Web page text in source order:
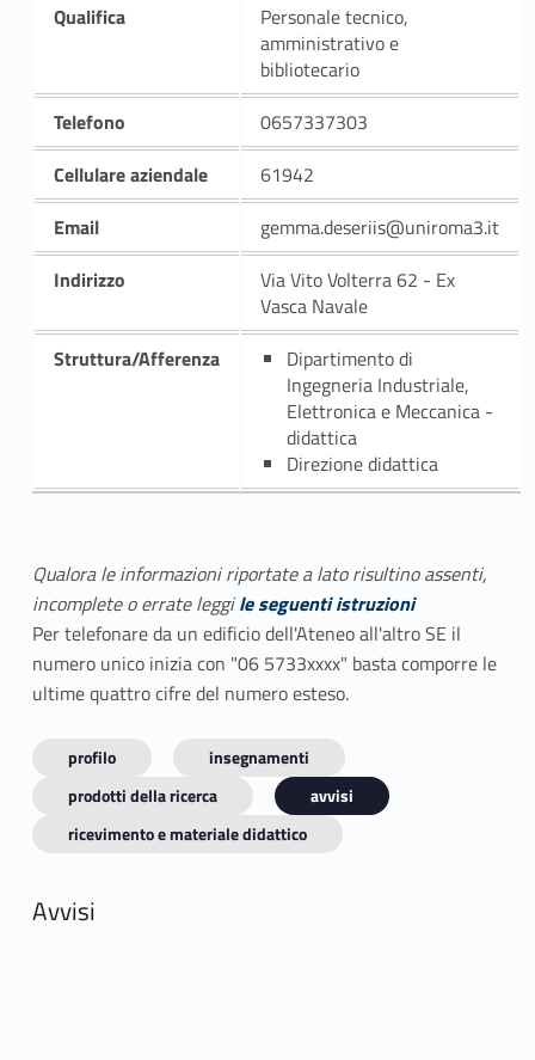
Qualifica
Personale tecnico,
amministrativo e
bibliotecario
Telefono
0657337303
Cellulare aziendale
61942
Email
gemma.deseriis@uniroma3.it
Indirizzo
Via Vito Volterra 62 - Ex
Vasca Navale
Struttura/Afferenza
Dipartimento di
Ingegneria Industriale,
Elettronica e Meccanica -
didattica
Direzione didattica
Qualora le informazioni riportate a lato risultino assenti,
incomplete o errate leggile seguenti istruzioni
Per telefonare da un edificio dell'Ateneo all'altro SE il
numero unico inizia con "06 5733xxxx" basta comporre le
ultime quattro cifre del numero esteso.
profilo
insegnamenti
prodotti della ricerca
avvisi
ricevimento e materiale didattico
Avvisi